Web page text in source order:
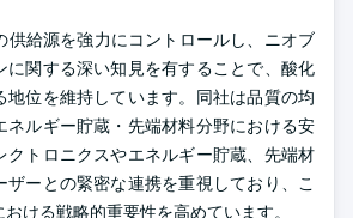
供給源を強力にコントロールし、ニオブ
に関する深い知見を有することで、酸化
地位を維持しています。同社は品質の均
ネルギー貯蔵・先端材料分野における安
クトロニクスやエネルギー貯蔵、先端材
ザーとの緊密な連携を重視しており、こ
ける戦略的重要性を高めています。